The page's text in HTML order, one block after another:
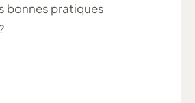
bonnes pratiques